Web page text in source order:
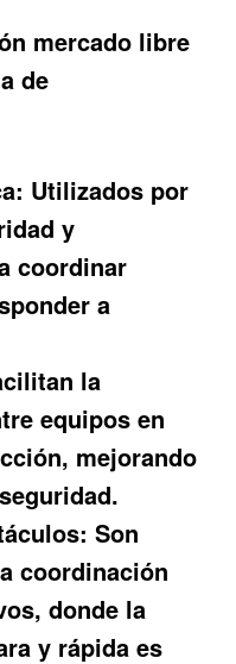
mercado libre
de
Utilizados por
y
coordinar
a
la
equipos en
mejorando
Son
coordinación
donde la
y rápida es